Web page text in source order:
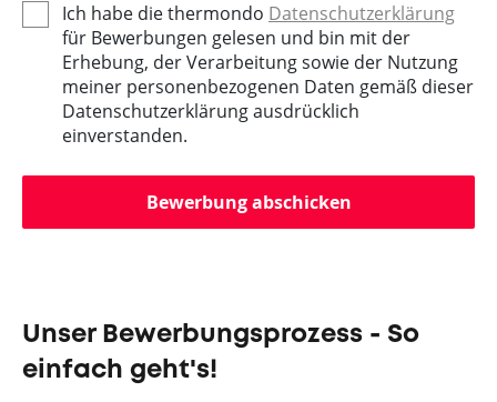
Ich habe die thermondo Datenschutzerklärung
für Bewerbungen gelesen und bin mit der
Erhebung, der Verarbeitung sowie der Nutzung
meiner personenbezogenen Daten gemäß dieser
Datenschutzerklärung ausdrücklich
einverstanden.
Bewerbung abschicken
Unser Bewerbungsprozess - So
einfach geht's!